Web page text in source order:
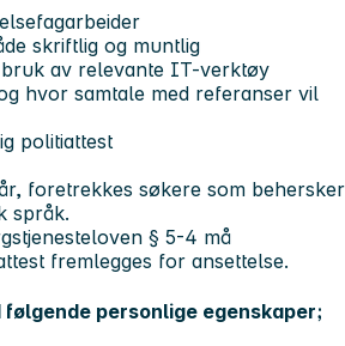
skriftlig og muntlig
av relevante IT-verktøy
hvor samtale med referanser vil
politiattest
foretrekkes søkere som behersker
språk.
§ 5-4 må
fremlegges for ansettelse.
personlige egenskaper;